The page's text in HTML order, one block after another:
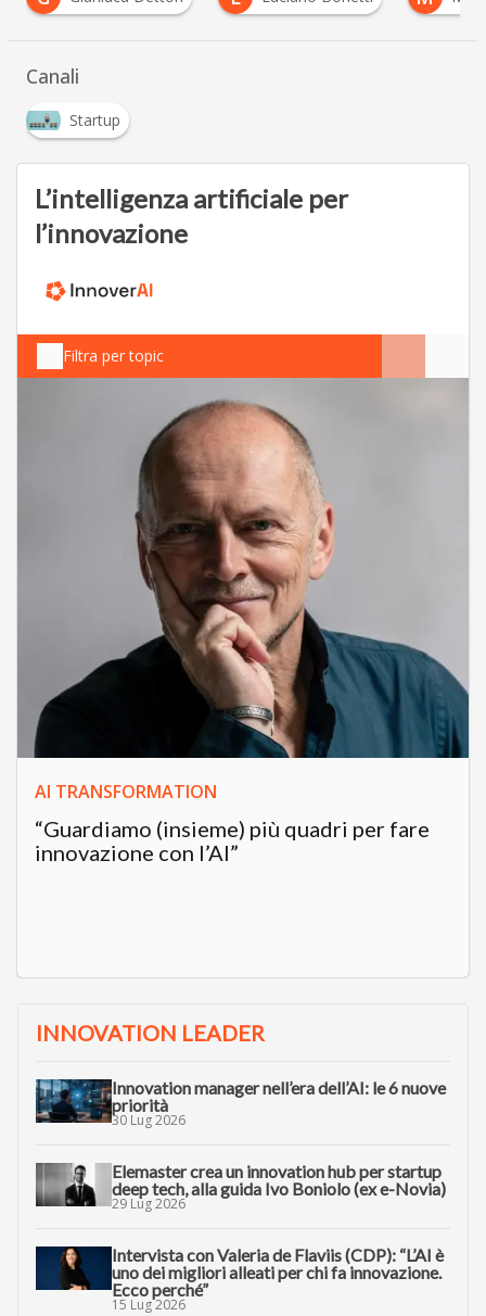
Canali
Startup
L’intelligenza artificiale per
l’innovazione
Filtra per topic
AI TRANSFORMATION
“Guardiamo (insieme) più quadri per fare
innovazione con l’AI”
INNOVATION LEADER
Innovation manager nell’era dell’AI: le 6 nuove
priorità
30 Lug 2026
Elemaster crea un innovation hub per startup
deep tech, alla guida Ivo Boniolo (ex e-Novia)
29 Lug 2026
Intervista con Valeria de Flaviis (CDP): “L’AI è
uno dei migliori alleati per chi fa innovazione.
Ecco perché”
15 Lug 2026